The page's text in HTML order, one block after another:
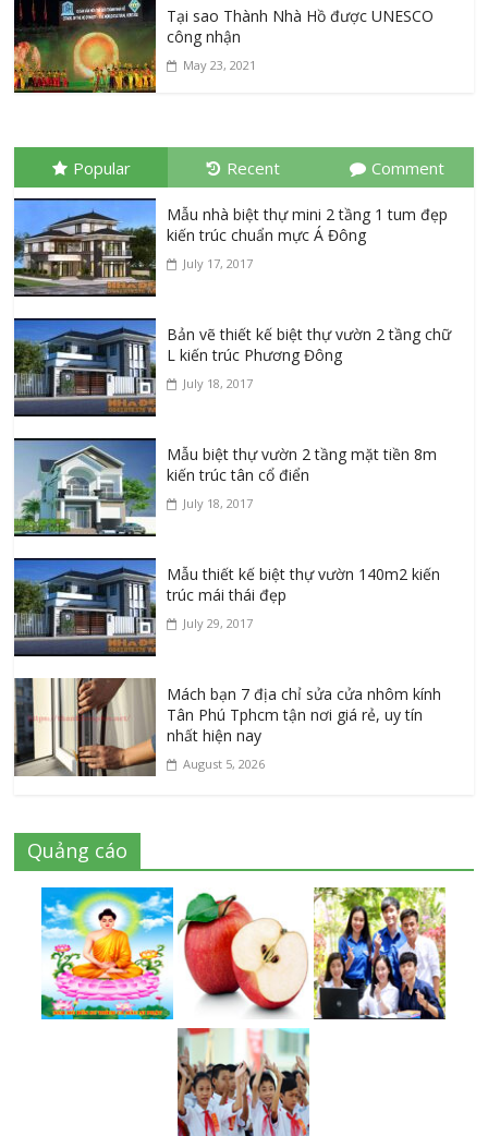
Tại sao Thành Nhà Hồ được UNESCO
công nhận
May 23, 2021
Popular Recent Comment
Mẫu nhà biệt thự mini 2 tầng 1 tum đẹp
kiến trúc chuẩn mực Á Đông
July 17, 2017
Bản vẽ thiết kế biệt thự vườn 2 tầng chữ
L kiến trúc Phương Đông
July 18, 2017
Mẫu biệt thự vườn 2 tầng mặt tiền 8m
kiến trúc tân cổ điển
July 18, 2017
Mẫu thiết kế biệt thự vườn 140m2 kiến
trúc mái thái đẹp
July 29, 2017
Mách bạn 7 địa chỉ sửa cửa nhôm kính
Tân Phú Tphcm tận nơi giá rẻ, uy tín
nhất hiện nay
August 5, 2026
Quảng cáo